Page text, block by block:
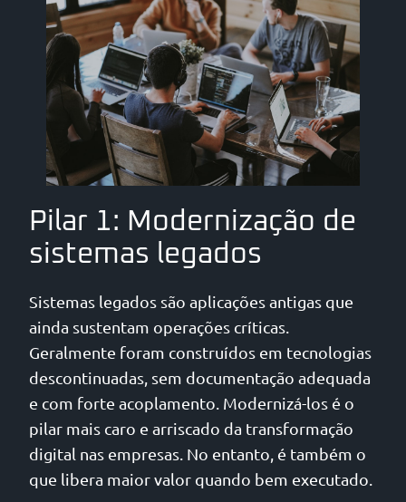
Pilar 1: Modernização de
sistemas legados
Sistemas legados são aplicações antigas que
ainda sustentam operações críticas.
Geralmente foram construídos em tecnologias
descontinuadas, sem documentação adequada
e com forte acoplamento. Modernizá-los é o
pilar mais caro e arriscado da transformação
digital nas empresas. No entanto, é também o
que libera maior valor quando bem executado.